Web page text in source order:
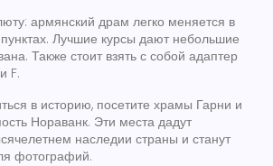
армянский драм легко меняется в
Лучшие курсы дают небольшие
Также стоит взять с собой адаптер
F.
в историю, посетите храмы Гарни и
Нораванк. Эти места дадут
наследии страны и станут
фотографий.